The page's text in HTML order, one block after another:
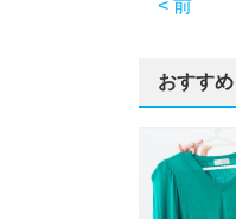
< 前
おすすめ